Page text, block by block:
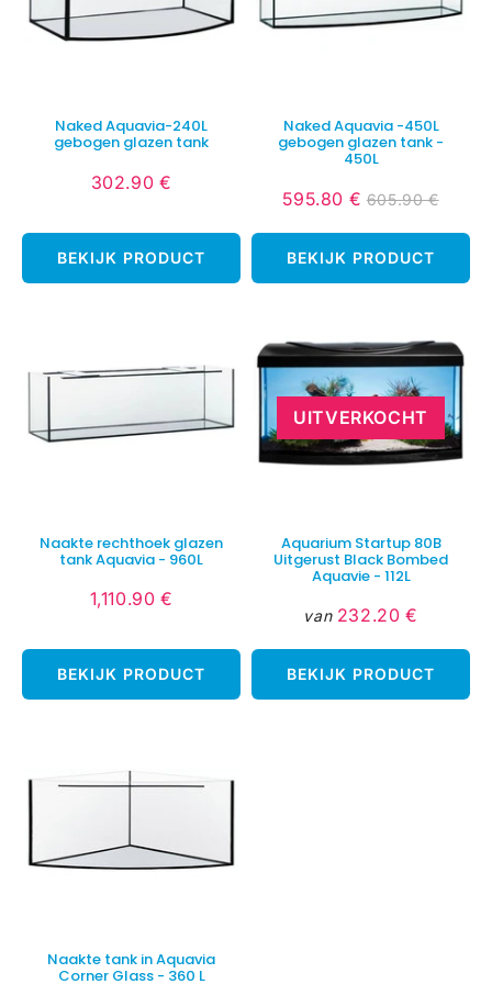
Naked Aquavia-240L
gebogen glazen tank
Normale
302.90 €
BEKIJK PRODUCT
Naked Aquavia -450L
gebogen glazen tank -
450L
Verlaagde
595.80 € 595.80
Normale
605.90 €
BEKIJK PRODUCT
Naakte rechthoek glazen
tank Aquavia - 960L
Normale
1,110.90 €
BEKIJK PRODUCT
UITVERKOCHT
Aquarium Startup 80B
Uitgerust Black Bombed
Aquavie - 112L
van Normale
232.20 €
BEKIJK PRODUCT
Naakte tank in Aquavia
Corner Glass - 360 L